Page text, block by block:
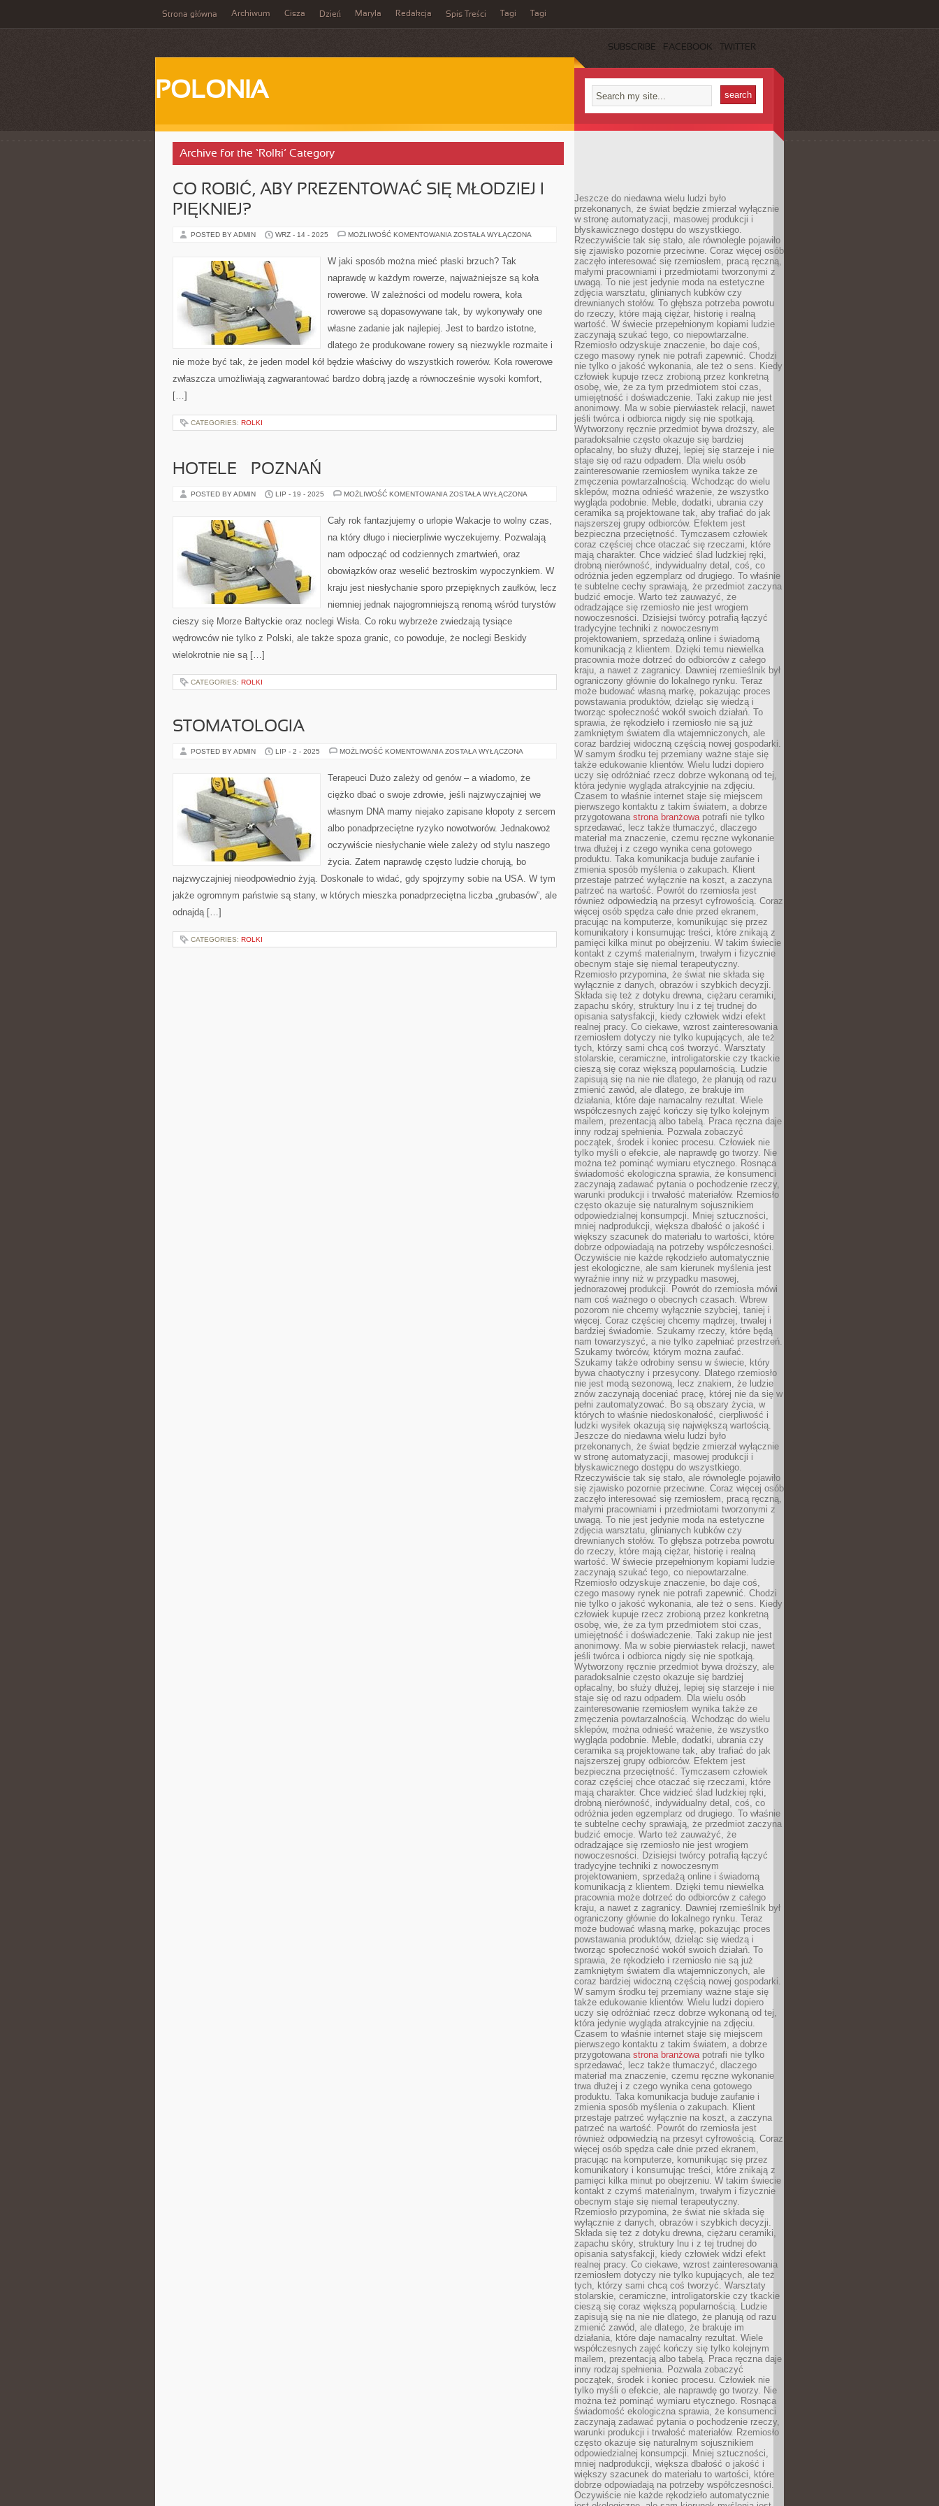
Strona główna Archiwum Cisza Dzień Maryla Redakcja Spis Treści Tagi Tagi
SUBSCRIBE FACEBOOK TWITTER
POLONIA
Archive for the ‘Rolki’ Category
CO ROBIĆ, ABY PREZENTOWAĆ SIĘ MŁODZIEJ I
PIĘKNIEJ?
POSTED BY ADMIN WRZ - 14 - 2025 MOŻLIWOŚĆ KOMENTOWANIA CO
PREZENTOWAĆ
SIĘ
I
ZOSTAŁA WYŁĄCZONA
W jaki sposób można mieć płaski brzuch? Tak
naprawdę w każdym rowerze, najważniejsze są koła
rowerowe. W zależności od modelu rowera, koła
rowerowe są dopasowywane tak, by wykonywały one
własne zadanie jak najlepiej. Jest to bardzo istotne,
dlatego że produkowane rowery są niezwykle rozmaite i
nie może być tak, że jeden model kół będzie właściwy do wszystkich rowerów. Koła rowerowe
zwłaszcza umożliwiają zagwarantować bardzo dobrą jazdę a równocześnie wysoki komfort,
[…]
CATEGORIES: ROLKI
HOTELE – POZNAŃ
POSTED BY ADMIN LIP - 19 - 2025 MOŻLIWOŚĆ KOMENTOWANIA HOTELE
ZOSTAŁA WYŁĄCZONA
Cały rok fantazjujemy o urlopie Wakacje to wolny czas,
na który długo i niecierpliwie wyczekujemy. Pozwalają
nam odpocząć od codziennych zmartwień, oraz
obowiązków oraz weselić beztroskim wypoczynkiem. W
kraju jest niesłychanie sporo przepięknych zaułków, lecz
niemniej jednak najogromniejszą renomą wśród turystów
cieszy się Morze Bałtyckie oraz noclegi Wisła. Co roku wybrzeże zwiedzają tysiące
wędrowców nie tylko z Polski, ale także spoza granic, co powoduje, że noclegi Beskidy
wielokrotnie nie są […]
CATEGORIES: ROLKI
STOMATOLOGIA
POSTED BY ADMIN LIP - 2 - 2025 MOŻLIWOŚĆ KOMENTOWANIA STOMATOLOGIA
ZOSTAŁA WYŁĄCZONA
Terapeuci Dużo zależy od genów – a wiadomo, że
ciężko dbać o swoje zdrowie, jeśli najzwyczajniej we
własnym DNA mamy niejako zapisane kłopoty z sercem
albo ponadprzeciętne ryzyko nowotworów. Jednakowoż
oczywiście niesłychanie wiele zależy od stylu naszego
życia. Zatem naprawdę często ludzie chorują, bo
najzwyczajniej nieodpowiednio żyją. Doskonale to widać, gdy spojrzymy sobie na USA. W tym
jakże ogromnym państwie są stany, w których mieszka ponadprzeciętna liczba „grubasów”, ale
odnajdą […]
CATEGORIES: ROLKI
Jeszcze do niedawna wielu ludzi było
przekonanych, że świat będzie zmierzał wyłącznie
w stronę automatyzacji, masowej produkcji i
błyskawicznego dostępu do wszystkiego.
Rzeczywiście tak się stało, ale równolegle pojawiło
się zjawisko pozornie przeciwne. Coraz więcej osób
zaczęło interesować się rzemiosłem, pracą ręczną,
małymi pracowniami i przedmiotami tworzonymi z
uwagą. To nie jest jedynie moda na estetyczne
zdjęcia warsztatu, glinianych kubków czy
drewnianych stołów. To głębsza potrzeba powrotu
do rzeczy, które mają ciężar, historię i realną
wartość. W świecie przepełnionym kopiami ludzie
zaczynają szukać tego, co niepowtarzalne.
Rzemiosło odzyskuje znaczenie, bo daje coś,
czego masowy rynek nie potrafi zapewnić. Chodzi
nie tylko o jakość wykonania, ale też o sens. Kiedy
człowiek kupuje rzecz zrobioną przez konkretną
osobę, wie, że za tym przedmiotem stoi czas,
umiejętność i doświadczenie. Taki zakup nie jest
anonimowy. Ma w sobie pierwiastek relacji, nawet
jeśli twórca i odbiorca nigdy się nie spotkają.
Wytworzony ręcznie przedmiot bywa droższy, ale
paradoksalnie często okazuje się bardziej
opłacalny, bo służy dłużej, lepiej się starzeje i nie
staje się od razu odpadem. Dla wielu osób
zainteresowanie rzemiosłem wynika także ze
zmęczenia powtarzalnością. Wchodząc do wielu
sklepów, można odnieść wrażenie, że wszystko
wygląda podobnie. Meble, dodatki, ubrania czy
ceramika są projektowane tak, aby trafiać do jak
najszerszej grupy odbiorców. Efektem jest
bezpieczna przeciętność. Tymczasem człowiek
coraz częściej chce otaczać się rzeczami, które
mają charakter. Chce widzieć ślad ludzkiej ręki,
drobną nierówność, indywidualny detal, coś, co
odróżnia jeden egzemplarz od drugiego. To właśnie
te subtelne cechy sprawiają, że przedmiot zaczyna
budzić emocje. Warto też zauważyć, że
odradzające się rzemiosło nie jest wrogiem
nowoczesności. Dzisiejsi twórcy potrafią łączyć
tradycyjne techniki z nowoczesnym
projektowaniem, sprzedażą online i świadomą
komunikacją z klientem. Dzięki temu niewielka
pracownia może dotrzeć do odbiorców z całego
kraju, a nawet z zagranicy. Dawniej rzemieślnik był
ograniczony głównie do lokalnego rynku. Teraz
może budować własną markę, pokazując proces
powstawania produktów, dzieląc się wiedzą i
tworząc społeczność wokół swoich działań. To
sprawia, że rękodzieło i rzemiosło nie są już
zamkniętym światem dla wtajemniczonych, ale
coraz bardziej widoczną częścią nowej gospodarki.
W samym środku tej przemiany ważne staje się
także edukowanie klientów. Wielu ludzi dopiero
uczy się odróżniać rzecz dobrze wykonaną od tej,
która jedynie wygląda atrakcyjnie na zdjęciu.
Czasem to właśnie internet staje się miejscem
pierwszego kontaktu z takim światem, a dobrze
przygotowana strona branżowapotrafi nie tylko
sprzedawać, lecz także tłumaczyć, dlaczego
materiał ma znaczenie, czemu ręczne wykonanie
trwa dłużej i z czego wynika cena gotowego
produktu. Taka komunikacja buduje zaufanie i
zmienia sposób myślenia o zakupach. Klient
przestaje patrzeć wyłącznie na koszt, a zaczyna
patrzeć na wartość. Powrót do rzemiosła jest
również odpowiedzią na przesyt cyfrowością. Coraz
więcej osób spędza całe dnie przed ekranem,
pracując na komputerze, komunikując się przez
komunikatory i konsumując treści, które znikają z
pamięci kilka minut po obejrzeniu. W takim świecie
kontakt z czymś materialnym, trwałym i fizycznie
obecnym staje się niemal terapeutyczny.
Rzemiosło przypomina, że świat nie składa się
wyłącznie z danych, obrazów i szybkich decyzji.
Składa się też z dotyku drewna, ciężaru ceramiki,
zapachu skóry, struktury lnu i z tej trudnej do
opisania satysfakcji, kiedy człowiek widzi efekt
realnej pracy. Co ciekawe, wzrost zainteresowania
rzemiosłem dotyczy nie tylko kupujących, ale też
tych, którzy sami chcą coś tworzyć. Warsztaty
stolarskie, ceramiczne, introligatorskie czy tkackie
cieszą się coraz większą popularnością. Ludzie
zapisują się na nie nie dlatego, że planują od razu
zmienić zawód, ale dlatego, że brakuje im
działania, które daje namacalny rezultat. Wiele
współczesnych zajęć kończy się tylko kolejnym
mailem, prezentacją albo tabelą. Praca ręczna daje
inny rodzaj spełnienia. Pozwala zobaczyć
początek, środek i koniec procesu. Człowiek nie
tylko myśli o efekcie, ale naprawdę go tworzy. Nie
można też pominąć wymiaru etycznego. Rosnąca
świadomość ekologiczna sprawia, że konsumenci
zaczynają zadawać pytania o pochodzenie rzeczy,
warunki produkcji i trwałość materiałów. Rzemiosło
często okazuje się naturalnym sojusznikiem
odpowiedzialnej konsumpcji. Mniej sztuczności,
mniej nadprodukcji, większa dbałość o jakość i
większy szacunek do materiału to wartości, które
dobrze odpowiadają na potrzeby współczesności.
Oczywiście nie każde rękodzieło automatycznie
jest ekologiczne, ale sam kierunek myślenia jest
wyraźnie inny niż w przypadku masowej,
jednorazowej produkcji. Powrót do rzemiosła mówi
nam coś ważnego o obecnych czasach. Wbrew
pozorom nie chcemy wyłącznie szybciej, taniej i
więcej. Coraz częściej chcemy mądrzej, trwalej i
bardziej świadomie. Szukamy rzeczy, które będą
nam towarzyszyć, a nie tylko zapełniać przestrzeń.
Szukamy twórców, którym można zaufać.
Szukamy także odrobiny sensu w świecie, który
bywa chaotyczny i przesycony. Dlatego rzemiosło
nie jest modą sezonową, lecz znakiem, że ludzie
znów zaczynają doceniać pracę, której nie da się w
pełni zautomatyzować. Bo są obszary życia, w
których to właśnie niedoskonałość, cierpliwość i
ludzki wysiłek okazują się największą wartością.
Jeszcze do niedawna wielu ludzi było
przekonanych, że świat będzie zmierzał wyłącznie
w stronę automatyzacji, masowej produkcji i
błyskawicznego dostępu do wszystkiego.
Rzeczywiście tak się stało, ale równolegle pojawiło
się zjawisko pozornie przeciwne. Coraz więcej osób
zaczęło interesować się rzemiosłem, pracą ręczną,
małymi pracowniami i przedmiotami tworzonymi z
uwagą. To nie jest jedynie moda na estetyczne
zdjęcia warsztatu, glinianych kubków czy
drewnianych stołów. To głębsza potrzeba powrotu
do rzeczy, które mają ciężar, historię i realną
wartość. W świecie przepełnionym kopiami ludzie
zaczynają szukać tego, co niepowtarzalne.
Rzemiosło odzyskuje znaczenie, bo daje coś,
czego masowy rynek nie potrafi zapewnić. Chodzi
nie tylko o jakość wykonania, ale też o sens. Kiedy
człowiek kupuje rzecz zrobioną przez konkretną
osobę, wie, że za tym przedmiotem stoi czas,
umiejętność i doświadczenie. Taki zakup nie jest
anonimowy. Ma w sobie pierwiastek relacji, nawet
jeśli twórca i odbiorca nigdy się nie spotkają.
Wytworzony ręcznie przedmiot bywa droższy, ale
paradoksalnie często okazuje się bardziej
opłacalny, bo służy dłużej, lepiej się starzeje i nie
staje się od razu odpadem. Dla wielu osób
zainteresowanie rzemiosłem wynika także ze
zmęczenia powtarzalnością. Wchodząc do wielu
sklepów, można odnieść wrażenie, że wszystko
wygląda podobnie. Meble, dodatki, ubrania czy
ceramika są projektowane tak, aby trafiać do jak
najszerszej grupy odbiorców. Efektem jest
bezpieczna przeciętność. Tymczasem człowiek
coraz częściej chce otaczać się rzeczami, które
mają charakter. Chce widzieć ślad ludzkiej ręki,
drobną nierówność, indywidualny detal, coś, co
odróżnia jeden egzemplarz od drugiego. To właśnie
te subtelne cechy sprawiają, że przedmiot zaczyna
budzić emocje. Warto też zauważyć, że
odradzające się rzemiosło nie jest wrogiem
nowoczesności. Dzisiejsi twórcy potrafią łączyć
tradycyjne techniki z nowoczesnym
projektowaniem, sprzedażą online i świadomą
komunikacją z klientem. Dzięki temu niewielka
pracownia może dotrzeć do odbiorców z całego
kraju, a nawet z zagranicy. Dawniej rzemieślnik był
ograniczony głównie do lokalnego rynku. Teraz
może budować własną markę, pokazując proces
powstawania produktów, dzieląc się wiedzą i
tworząc społeczność wokół swoich działań. To
sprawia, że rękodzieło i rzemiosło nie są już
zamkniętym światem dla wtajemniczonych, ale
coraz bardziej widoczną częścią nowej gospodarki.
W samym środku tej przemiany ważne staje się
także edukowanie klientów. Wielu ludzi dopiero
uczy się odróżniać rzecz dobrze wykonaną od tej,
która jedynie wygląda atrakcyjnie na zdjęciu.
Czasem to właśnie internet staje się miejscem
pierwszego kontaktu z takim światem, a dobrze
przygotowana strona branżowapotrafi nie tylko
sprzedawać, lecz także tłumaczyć, dlaczego
materiał ma znaczenie, czemu ręczne wykonanie
trwa dłużej i z czego wynika cena gotowego
produktu. Taka komunikacja buduje zaufanie i
zmienia sposób myślenia o zakupach. Klient
przestaje patrzeć wyłącznie na koszt, a zaczyna
patrzeć na wartość. Powrót do rzemiosła jest
również odpowiedzią na przesyt cyfrowością. Coraz
więcej osób spędza całe dnie przed ekranem,
pracując na komputerze, komunikując się przez
komunikatory i konsumując treści, które znikają z
pamięci kilka minut po obejrzeniu. W takim świecie
kontakt z czymś materialnym, trwałym i fizycznie
obecnym staje się niemal terapeutyczny.
Rzemiosło przypomina, że świat nie składa się
wyłącznie z danych, obrazów i szybkich decyzji.
Składa się też z dotyku drewna, ciężaru ceramiki,
zapachu skóry, struktury lnu i z tej trudnej do
opisania satysfakcji, kiedy człowiek widzi efekt
realnej pracy. Co ciekawe, wzrost zainteresowania
rzemiosłem dotyczy nie tylko kupujących, ale też
tych, którzy sami chcą coś tworzyć. Warsztaty
stolarskie, ceramiczne, introligatorskie czy tkackie
cieszą się coraz większą popularnością. Ludzie
zapisują się na nie nie dlatego, że planują od razu
zmienić zawód, ale dlatego, że brakuje im
działania, które daje namacalny rezultat. Wiele
współczesnych zajęć kończy się tylko kolejnym
mailem, prezentacją albo tabelą. Praca ręczna daje
inny rodzaj spełnienia. Pozwala zobaczyć
początek, środek i koniec procesu. Człowiek nie
tylko myśli o efekcie, ale naprawdę go tworzy. Nie
można też pominąć wymiaru etycznego. Rosnąca
świadomość ekologiczna sprawia, że konsumenci
zaczynają zadawać pytania o pochodzenie rzeczy,
warunki produkcji i trwałość materiałów. Rzemiosło
często okazuje się naturalnym sojusznikiem
odpowiedzialnej konsumpcji. Mniej sztuczności,
mniej nadprodukcji, większa dbałość o jakość i
większy szacunek do materiału to wartości, które
dobrze odpowiadają na potrzeby współczesności.
Oczywiście nie każde rękodzieło automatycznie